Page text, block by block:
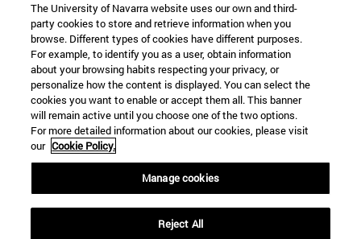
The University of Navarra website uses our own and third-
party cookies to store and retrieve information when you
browse. Different types of cookies have different purposes.
For example, to identify you as a user, obtain information
about your browsing habits respecting your privacy, or
personalize how the content is displayed. You can select the
cookies you want to enable or accept them all. This banner
will remain active until you choose one of the two options.
For more detailed information about our cookies, please visit
our Cookie Policy.
Manage cookies
Reject All